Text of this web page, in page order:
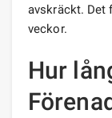
avskräckt. Det
veckor.
Hur